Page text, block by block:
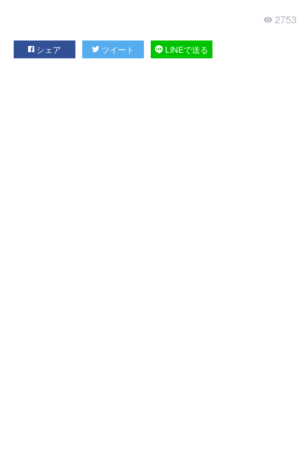
2753
シェア ツイート LINEで送る